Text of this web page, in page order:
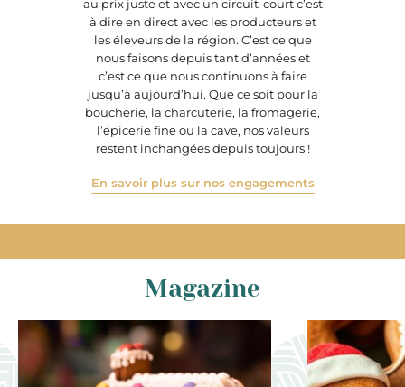
au prix juste et avec un circuit-court c’est
à dire en direct avec les producteurs et
les éleveurs de la région. C’est ce que
nous faisons depuis tant d’années et
c’est ce que nous continuons à faire
jusqu’à aujourd’hui. Que ce soit pour la
boucherie, la charcuterie, la fromagerie,
l’épicerie fine ou la cave, nos valeurs
restent inchangées depuis toujours !
En savoir plus sur nos engagements
Magazine